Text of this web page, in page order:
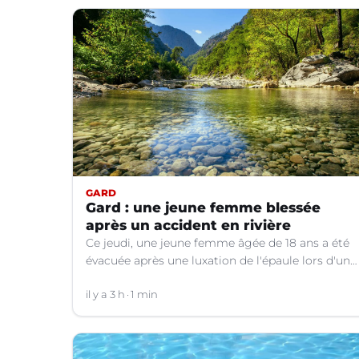
GARD
Gard : une jeune femme blessée
après un accident en rivière
Ce jeudi, une jeune femme âgée de 18 ans a été
évacuée après une luxation de l'épaule lors d'un
Valborgne (Gard).
il y a 3 h 1 min